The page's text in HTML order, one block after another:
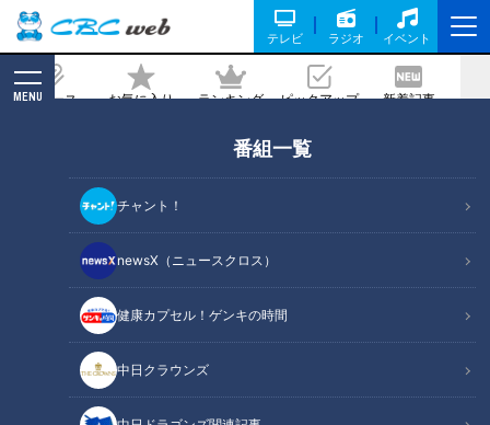
テレビ ラジオ イベント
ニュース お気に入り ランキング ピックアップ 新着記事
MENU
番組一覧
チャント！
newsX（ニュースクロス）
健康カプセル！ゲンキの時間
中日クラウンズ
時間で台湾グルメをどれだけ楽しめ
る！？
2023/04/17 18:46